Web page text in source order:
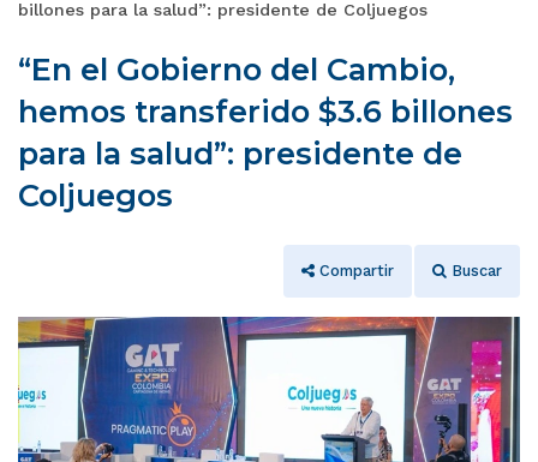
billones para la salud”: presidente de Coljuegos
“En el Gobierno del Cambio,
hemos transferido $3.6 billones
para la salud”: presidente de
Coljuegos
Compartir Buscar